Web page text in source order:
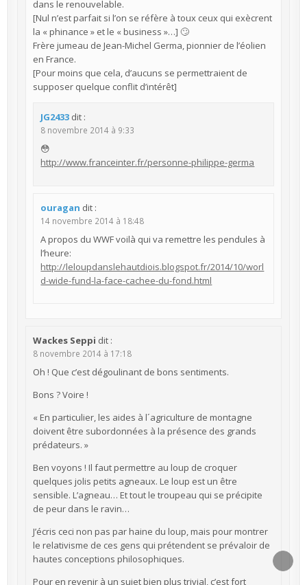
dans le renouvelable.
[Nul n’est parfait si l’on se réfère à toux ceux qui exècrent
la « phinance » et le « business »…] 🙄
Frère jumeau de Jean-Michel Germa, pionnier de l’éolien
en France.
[Pour moins que cela, d’aucuns se permettraient de
supposer quelque conflit d’intérêt]
JG2433 dit :
8 novembre 2014 à 9:33
😳
http://www.franceinter.fr/personne-philippe-germa
ouragan dit :
14 novembre 2014 à 18:48
A propos du WWF voilà qui va remettre les pendules à
l’heure:
http://leloupdanslehautdiois.blogspot.fr/2014/10/worl
d-wide-fund-la-face-cachee-du-fond.html
Wackes Seppi dit :
8 novembre 2014 à 17:18
Oh ! Que c’est dégoulinant de bons sentiments.
Bons ? Voire !
« En particulier, les aides à l´agriculture de montagne
doivent être subordonnées à la présence des grands
prédateurs. »
Ben voyons ! Il faut permettre au loup de croquer
quelques jolis petits agneaux. Le loup est un être
sensible. L’agneau… Et tout le troupeau qui se précipite
de peur dans le ravin…
J’écris ceci non pas par haine du loup, mais pour montrer
le relativisme de ces gens qui prétendent se prévaloir de
hautes conceptions philosophiques.
Pour en revenir à un sujet bien plus trivial, c’est fort
TO